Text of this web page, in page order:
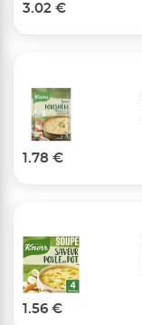
3.02 €
1.78 €
1.56 €